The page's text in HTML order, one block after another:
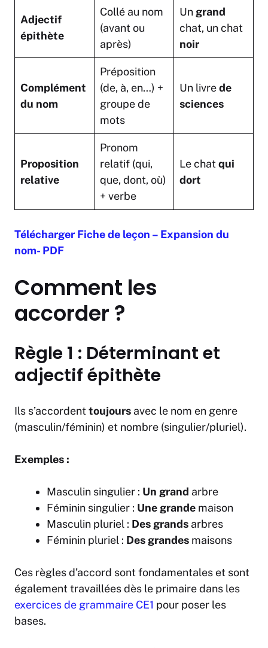
Adjectif
épithète
Collé au nom
(avant ou
après)
Un grand
chat, un chat
noir
Complément
du nom
Préposition
(de, à, en…) +
groupe de
mots
Un livrede
sciences
Proposition
relative
Pronom
relatif (qui,
que, dont, où)
+ verbe
Le chat qui
dort
Télécharger Fiche de leçon – Expansion du
nom- PDF
Comment les
accorder ?
Règle 1 : Déterminant et
adjectif épithète
Ils s’accordent toujours avec le nom en genre
(masculin/féminin) et nombre (singulier/pluriel).
Exemples :
Masculin singulier : Un grand arbre
Féminin singulier : Une grande maison
Masculin pluriel : Des grands arbres
Féminin pluriel : Des grandes maisons
Ces règles d’accord sont fondamentales et sont
également travaillées dès le primaire dans les
exercices de grammaire CE1 pour poser les
bases.